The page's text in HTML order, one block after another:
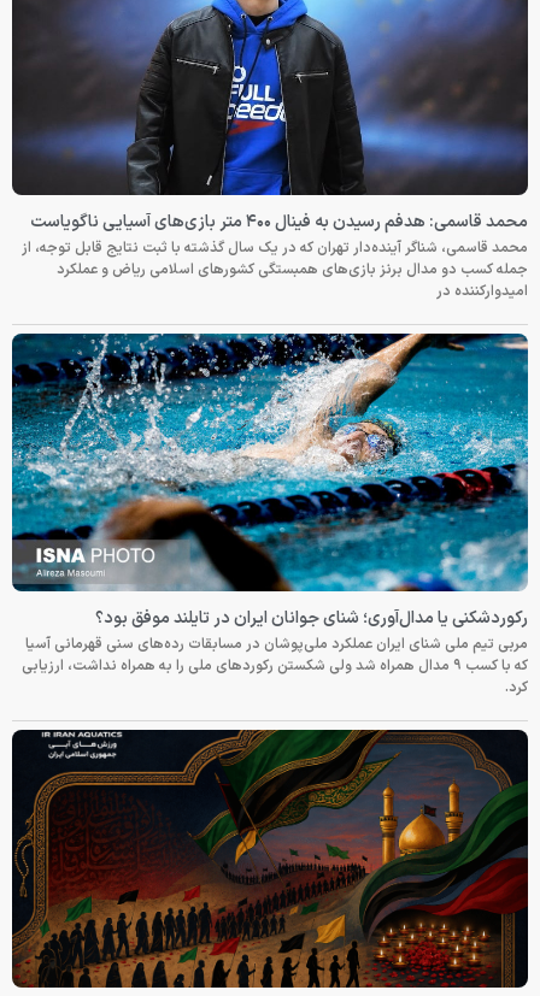
محمد قاسمی: هدفم رسیدن به فینال ۴۰۰ متر بازی‌های آسیایی ناگویاست
محمد قاسمی، شناگر آینده‌دار تهران که در یک سال گذشته با ثبت نتایج قابل توجه، از
جمله کسب دو مدال برنز بازی‌های همبستگی کشورهای اسلامی ریاض و عملکرد
امیدوارکننده در
رکوردشکنی یا مدال‌آوری؛ شنای جوانان ایران در تایلند موفق بود؟
مربی تیم ملی شنای ایران عملکرد ملی‌پوشان در مسابقات رده‌های سنی قهرمانی آسیا
که با کسب ۹ مدال همراه شد ولی شکستن رکوردهای ملی را به همراه نداشت، ارزیابی
کرد.